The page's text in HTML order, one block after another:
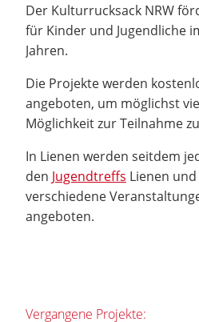
Der Kulturrucksack NRW
für Kinder und Jugendliche
Jahren.
Die Projekte werden
angeboten, um möglichst
Möglichkeit zur Teilnahme
In Lienen werden seitdem
den Jugendtreffs Lienen
verschiedene
angeboten.
Vergangene Projekte: